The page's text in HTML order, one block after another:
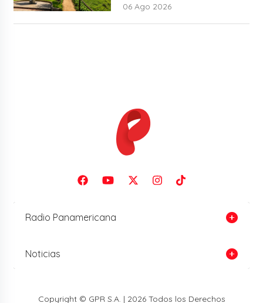
06 Ago 2026
Radio Panamericana
Noticias
Copyright © GPR S.A. | 2026 Todos los Derechos